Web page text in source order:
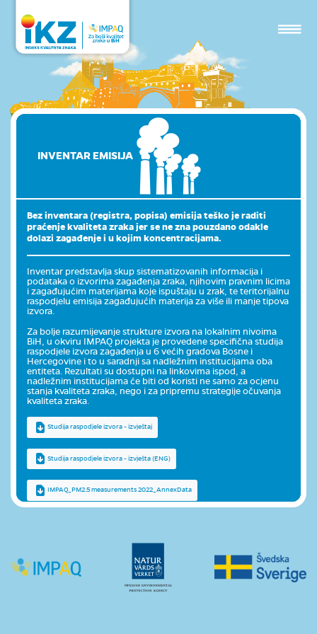
INVENTAR EMISIJA
Bez inventara (registra, popisa) emisija teško je raditi
praćenje kvaliteta zraka jer se ne zna pouzdano odakle
dolazi zagađenje i u kojim koncentracijama.
Inventar predstavlja skup sistematizovanih informacija i
podataka o izvorima zagađenja zraka, njihovim pravnim licima
i zagađujućim materijama koje ispuštaju u zrak, te teritorijalnu
raspodjelu emisija zagađujućih materija za više ili manje tipova
izvora.
Za bolje razumijevanje strukture izvora na lokalnim nivoima
BiH, u okviru IMPAQ projekta je provedene specifična studija
raspodjele izvora zagađenja u 6 većih gradova Bosne i
Hercegovine i to u saradnji sa nadležnim institucijama oba
entiteta. Rezultati su dostupni na linkovima ispod, a
nadležnim institucijama će biti od koristi ne samo za ocjenu
stanja kvaliteta zraka, nego i za pripremu strategije očuvanja
kvaliteta zraka.
Studija raspodjele izvora - izvještaj
Studija raspodjele izvora - izvješta (ENG)
IMPAQ_PM2.5 measurements 2022_AnnexData